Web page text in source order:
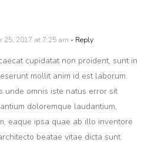
25, 2017 at 7:25 am - Reply
cupidatat non proident, sunt in
mollit anim id est laborum.
unde omnis iste natus error sit
doloremque laudantium,
eaque ipsa quae ab illo inventore
beatae vitae dicta sunt